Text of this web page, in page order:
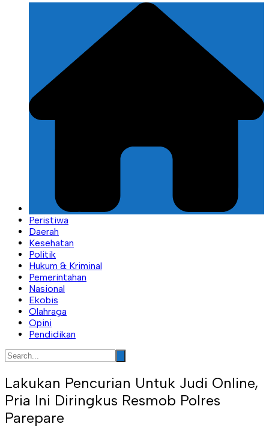
Peristiwa
Daerah
Kesehatan
Politik
Hukum & Kriminal
Pemerintahan
Nasional
Ekobis
Olahraga
Opini
Pendidikan
Lakukan Pencurian Untuk Judi Online,
Pria Ini Diringkus Resmob Polres
Parepare